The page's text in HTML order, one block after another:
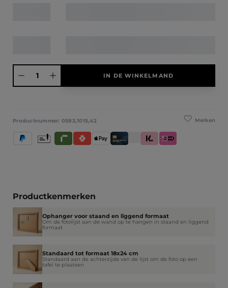
Producthoeveelheid: Voer de gewenste hoeveelheid in of gebruik de
IN DE WINKELMAND
Merken
Productnummer: 0583,1015,42
PayPal RivertySatispayApple PayCreditcard / BetaalpasKlarna (Achteraf betalen /
iDeal IN3
Vooruitbetaling
Productkenmerken
Ophanger voor staand en liggend formaat
Om de fotolijst aan de wand op te hangen in staand en liggend
formaat
Standaard tot formaat 18x24 cm
Standaard aan de achterzijde van de lijst om de foto op een
tafel te plaatsen